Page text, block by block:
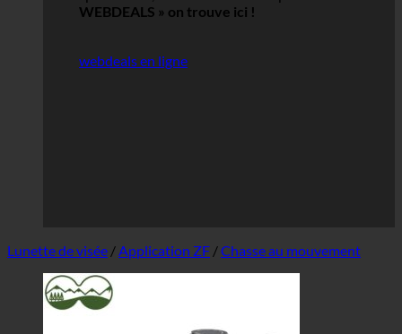
WEBDEALS » on trouve ici !
webdeals en ligne
Lunette de visée /Application ZF /Chasse au mouvement